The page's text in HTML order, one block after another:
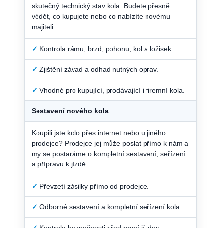
skutečný technický stav kola. Budete přesně
vědět, co kupujete nebo co nabízíte novému
majiteli.
✓ Kontrola rámu, brzd, pohonu, kol a ložisek.
✓ Zjištění závad a odhad nutných oprav.
✓ Vhodné pro kupující, prodávající i firemní kola.
Sestavení nového kola
Koupili jste kolo přes internet nebo u jiného
prodejce? Prodejce jej může poslat přímo k nám a
my se postaráme o kompletní sestavení, seřízení
a přípravu k jízdě.
✓ Převzetí zásilky přímo od prodejce.
✓ Odborné sestavení a kompletní seřízení kola.